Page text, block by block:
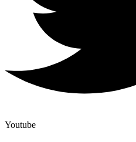
Youtube